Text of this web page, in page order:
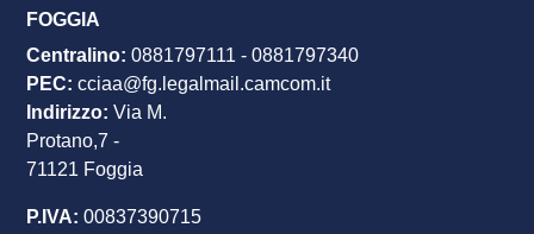
FOGGIA
Centralino: 0881797111 - 0881797340
PEC: cciaa@fg.legalmail.camcom.it
Indirizzo: Via M.
Protano,7 -
71121 Foggia
P.IVA: 00837390715